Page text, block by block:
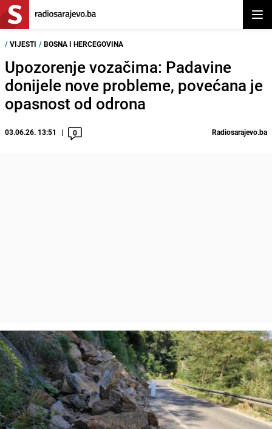
/ VIJESTI / BOSNA I HERCEGOVINA
Upozorenje vozačima: Padavine
donijele nove probleme, povećana je
opasnost od odrona
03.06.26. 13:51 0 Radiosarajevo.ba